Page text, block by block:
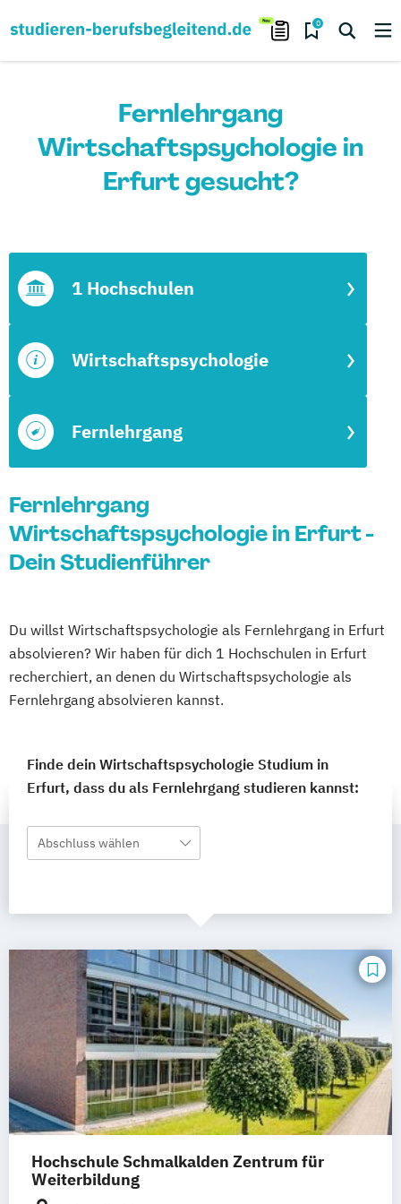
0
Fernlehrgang
Wirtschaftspsychologie in
Erfurt gesucht?
Fernlehrgang
Wirtschaftspsychologie
1 Hochschulen
Fernlehrgang
Wirtschaftspsychologie in Erfurt -
Dein Studienführer
Du willst Wirtschaftspsychologie als Fernlehrgang in Erfurt
absolvieren? Wir haben für dich 1 Hochschulen in Erfurt
recherchiert, an denen du Wirtschaftspsychologie als
Fernlehrgang absolvieren kannst.
Finde dein Wirtschaftspsychologie Studium in
Erfurt, dass du als Fernlehrgang studieren kannst:
Abschluss wählen
Hochschule Schmalkalden Zentrum für
Weiterbildung